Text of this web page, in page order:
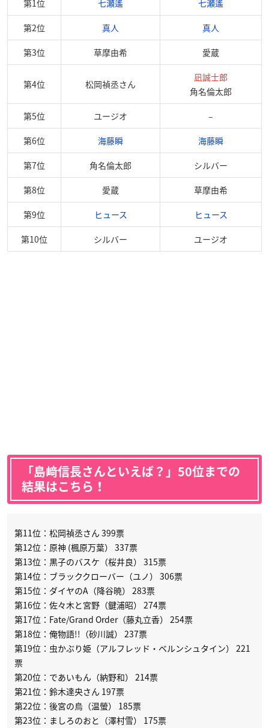
第1位 七瀬遙 七瀬遙
第2位 真人 真人
第3位 草摩由希 愛蔵
第4位 松岡禎丞さん
凪誠士郎
角名倫太郎
第5位 ユージオ –
第6位 海藤瞬 海藤瞬
第7位 角名倫太郎 シルバー
第8位 愛蔵 草摩由希
第9位 ヒュース ヒュース
第10位 シルバー ユージオ
「島﨑信長さんといえば？」50位までの
結果はこちら！
第11位：松岡禎丞さん 399票
第12位：原神 (楓原万葉） 337票
第13位：黒子のバスケ（桜井良） 315票
第14位：ブラッククローバー（ユノ） 306票
第15位：ダイヤのA（降谷暁） 283票
第16位：佐々木と宮野（鍵浦昭） 274票
第17位：Fate/Grand Order（藤丸立香） 254票
第18位：俺物語!!（砂川誠） 237票
第19位：虫かぶり姫（アルフレッド・ベルンシュタイン） 221
票
第20位：であいもん（納野和） 214票
第21位：鈴木達央さん 197票
第22位：後宮の烏（温螢） 185票
第23位：ましろのおと（澤村雪） 175票